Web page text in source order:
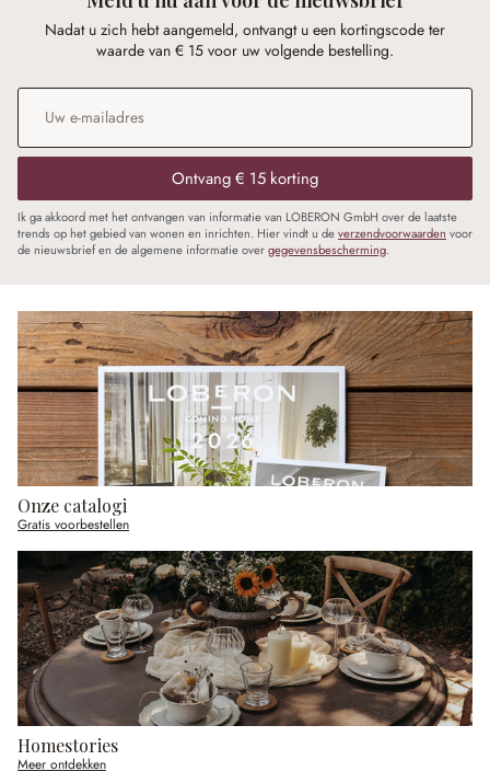
Nadat u zich hebt aangemeld, ontvangt u een kortingscode ter
waarde van € 15 voor uw volgende bestelling.
E-mailadres
Ontvang € 15 korting
Ik ga akkoord met het ontvangen van informatie van LOBERON GmbH over de laatste
trends op het gebied van wonen en inrichten. Hier vindt u deverzendvoorwaarden voor
de nieuwsbrief en de algemene informatie overgegevensbescherming.
Onze catalogi
Gratis voorbestellen
Homestories
Meer ontdekken